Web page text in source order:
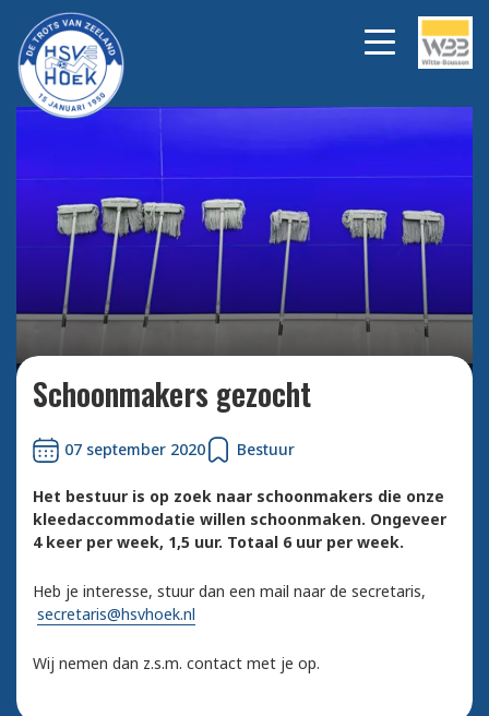
Bekijk alle foto's
Schoonmakers gezocht
07 september 2020 Bestuur
Het bestuur is op zoek naar schoonmakers die onze
kleedaccommodatie willen schoonmaken. Ongeveer
4 keer per week, 1,5 uur. Totaal 6 uur per week.
Heb je interesse, stuur dan een mail naar de secretaris,
secretaris@hsvhoek.nl
Wij nemen dan z.s.m. contact met je op.